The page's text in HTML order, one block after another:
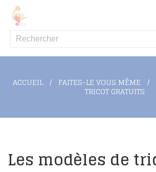
ACCUEIL FAITES-LE VOUS MÊME
TRICOT GRATUITS
Les modèles de